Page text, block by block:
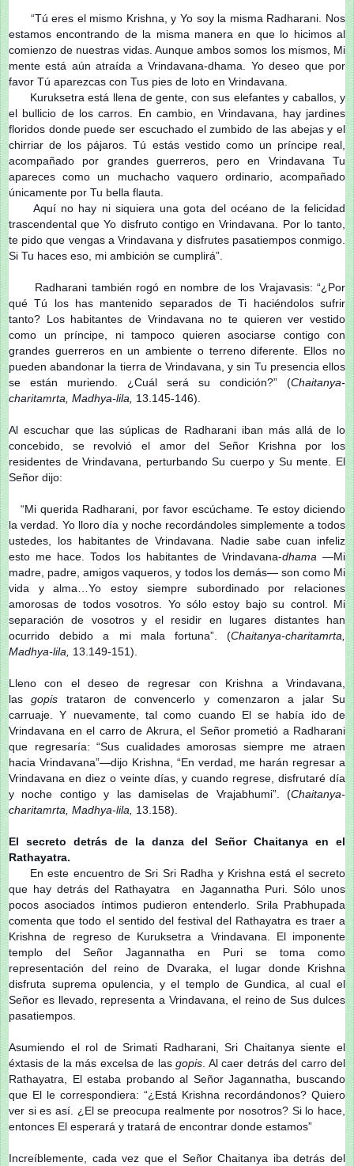
“Tú eres el mismo Krishna, y Yo soy la misma Radharani. Nos
estamos encontrando de la misma manera en que lo hicimos al
comienzo de nuestras vidas. Aunque ambos somos los mismos, Mi
mente está aún atraída a Vrindavana-dhama. Yo deseo que por
favor Tú aparezcas con Tus pies de loto en Vrindavana.
Kuruksetra está llena de gente, con sus elefantes y caballos, y
el bullicio de los carros. En cambio, en Vrindavana, hay jardines
floridos donde puede ser escuchado el zumbido de las abejas y el
chirriar de los pájaros. Tú estás vestido como un príncipe real,
acompañado por grandes guerreros, pero en Vrindavana Tu
apareces como un muchacho vaquero ordinario, acompañado
únicamente por Tu bella flauta.
Aquí no hay ni siquiera una gota del océano de la felicidad
trascendental que Yo disfruto contigo en Vrindavana. Por lo tanto,
te pido que vengas a Vrindavana y disfrutes pasatiempos conmigo.
Si Tu haces eso, mi ambición se cumplirá”.
Radharani también rogó en nombre de los Vrajavasis: “¿Por
qué Tú los has mantenido separados de Ti haciéndolos sufrir
tanto? Los habitantes de Vrindavana no te quieren ver vestido
como un príncipe, ni tampoco quieren asociarse contigo con
grandes guerreros en un ambiente o terreno diferente. Ellos no
pueden abandonar la tierra de Vrindavana, y sin Tu presencia ellos
se están muriendo. ¿Cuál será su condición?” (Chaitanya-
charitamrta, Madhya-lila, 13.145-146).
Al escuchar que las súplicas de Radharani iban más allá de lo
concebido, se revolvió el amor del Señor Krishna por los
residentes de Vrindavana, perturbando Su cuerpo y Su mente. El
Señor dijo:
“Mi querida Radharani, por favor escúchame. Te estoy diciendo
la verdad. Yo lloro día y noche recordándoles simplemente a todos
ustedes, los habitantes de Vrindavana. Nadie sabe cuan infeliz
esto me hace. Todos los habitantes de Vrindavana-dhama —Mi
madre, padre, amigos vaqueros, y todos los demás— son como Mi
vida y alma…Yo estoy siempre subordinado por relaciones
amorosas de todos vosotros. Yo sólo estoy bajo su control. Mi
separación de vosotros y el residir en lugares distantes han
ocurrido debido a mi mala fortuna”. (Chaitanya-charitamrta,
Madhya-lila, 13.149-151).
Lleno con el deseo de regresar con Krishna a Vrindavana,
lasgopis trataron de convencerlo y comenzaron a jalar Su
carruaje. Y nuevamente, tal como cuando El se había ido de
Vrindavana en el carro de Akrura, el Señor prometió a Radharani
que regresaría: “Sus cualidades amorosas siempre me atraen
hacia Vrindavana”—dijo Krishna, “En verdad, me harán regresar a
Vrindavana en diez o veinte días, y cuando regrese, disfrutaré día
y noche contigo y las damiselas de Vrajabhumi”. (Chaitanya-
charitamrta, Madhya-lila, 13.158).
El secreto detrás de la danza del Señor Chaitanya en el
Rathayatra.
En este encuentro de Sri Sri Radha y Krishna está el secreto
que hay detrás del Rathayatra en Jagannatha Puri. Sólo unos
pocos asociados íntimos pudieron entenderlo. Srila Prabhupada
comenta que todo el sentido del festival del Rathayatra es traer a
Krishna de regreso de Kuruksetra a Vrindavana. El imponente
templo del Señor Jagannatha en Puri se toma como
representación del reino de Dvaraka, el lugar donde Krishna
disfruta suprema opulencia, y el templo de Gundica, al cual el
Señor es llevado, representa a Vrindavana, el reino de Sus dulces
pasatiempos.
Asumiendo el rol de Srimati Radharani, Sri Chaitanya siente el
éxtasis de la más excelsa de lasgopis . Al caer detrás del carro del
Rathayatra, El estaba probando al Señor Jagannatha, buscando
que El le correspondiera: “¿Está Krishna recordándonos? Quiero
ver si es así. ¿El se preocupa realmente por nosotros? Si lo hace,
entonces El esperará y tratará de encontrar donde estamos”
Increíblemente, cada vez que el Señor Chaitanya iba detrás del